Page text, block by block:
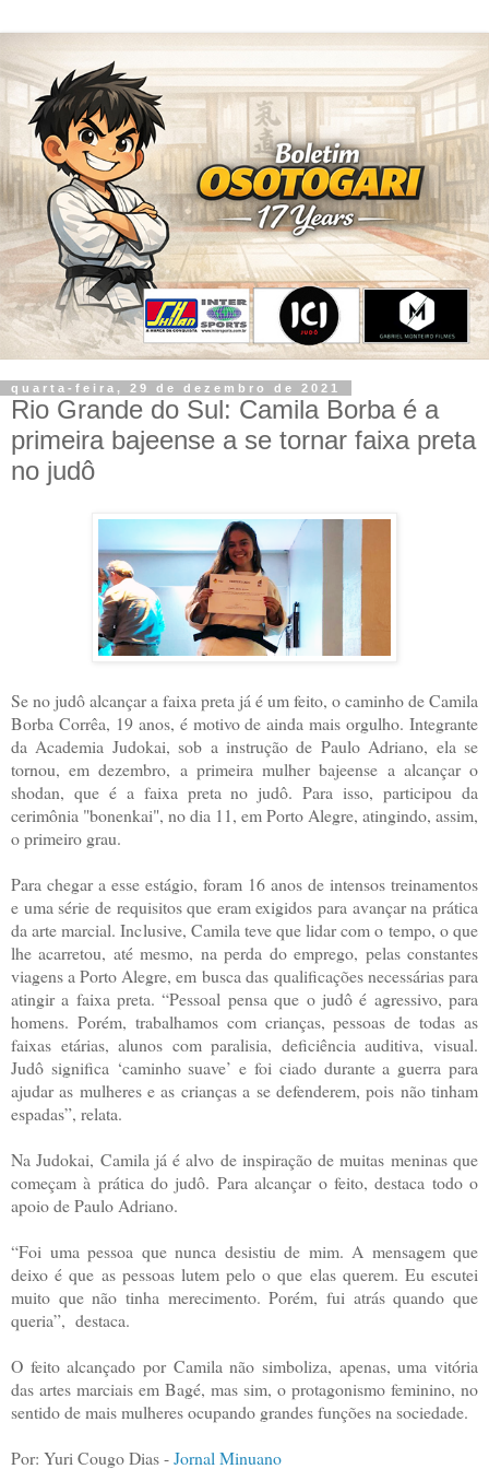
quarta-feira, 29 de dezembro de 2021
Rio Grande do Sul: Camila Borba é a
primeira bajeense a se tornar faixa preta
no judô
Se no judô alcançar a faixa preta já é um feito, o caminho de Camila
Borba Corrêa, 19 anos, é motivo de ainda mais orgulho. Integrante
da Academia Judokai, sob a instrução de Paulo Adriano, ela se
tornou, em dezembro, a primeira mulher bajeense a alcançar o
shodan, que é a faixa preta no judô. Para isso, participou da
cerimônia "bonenkai", no dia 11, em Porto Alegre, atingindo, assim,
o primeiro grau.
Para chegar a esse estágio, foram 16 anos de intensos treinamentos
e uma série de requisitos que eram exigidos para avançar na prática
da arte marcial. Inclusive, Camila teve que lidar com o tempo, o que
lhe acarretou, até mesmo, na perda do emprego, pelas constantes
viagens a Porto Alegre, em busca das qualificações necessárias para
atingir a faixa preta. “Pessoal pensa que o judô é agressivo, para
homens. Porém, trabalhamos com crianças, pessoas de todas as
faixas etárias, alunos com paralisia, deficiência auditiva, visual.
Judô significa ‘caminho suave’ e foi ciado durante a guerra para
ajudar as mulheres e as crianças a se defenderem, pois não tinham
espadas”, relata.
Na Judokai, Camila já é alvo de inspiração de muitas meninas que
começam à prática do judô. Para alcançar o feito, destaca todo o
apoio de Paulo Adriano.
“Foi uma pessoa que nunca desistiu de mim. A mensagem que
deixo é que as pessoas lutem pelo o que elas querem. Eu escutei
muito que não tinha merecimento. Porém, fui atrás quando que
queria”, destaca.
O feito alcançado por Camila não simboliza, apenas, uma vitória
das artes marciais em Bagé, mas sim, o protagonismo feminino, no
sentido de mais mulheres ocupando grandes funções na sociedade.
Por: Yuri Cougo Dias -Jornal Minuano